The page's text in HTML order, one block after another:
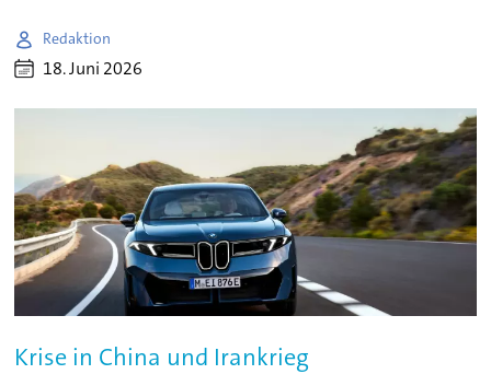
Redaktion
18. Juni 2026
Krise in China und Irankrieg